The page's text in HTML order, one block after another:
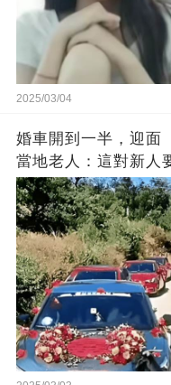
2025/03/04
婚車開到一半，迎面
當地老人：這對新人